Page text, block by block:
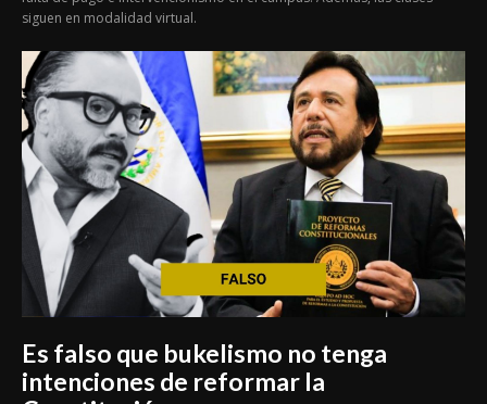
siguen en modalidad virtual.
Es falso que bukelismo no tenga
intenciones de reformar la